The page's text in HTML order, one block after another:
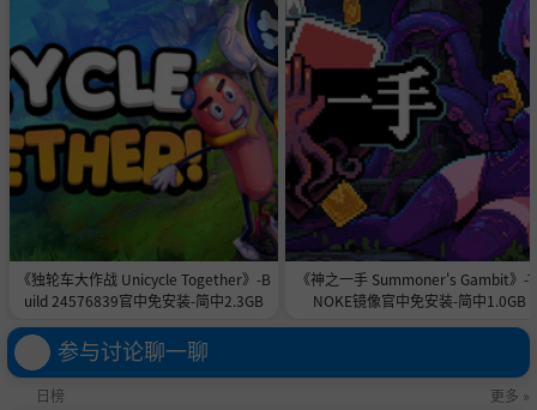
《独轮车大作战 Unicycle Together》-B
uild 24576839官中免安装-简中2.3GB
《神之一手 Summoner's Gambit》-
NOKE镜像官中免安装-简中1.0GB
参与讨论聊一聊
日榜 更多 »